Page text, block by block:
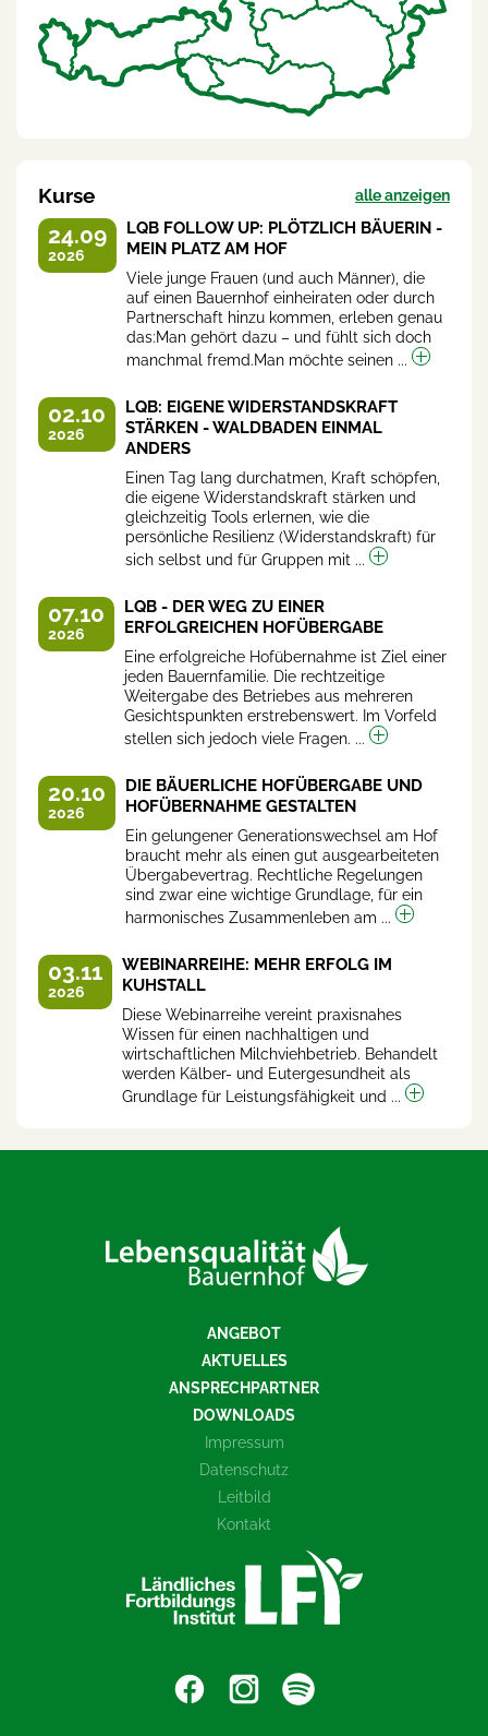
Kurse alle anzeigen
24.09
2026
LQB FOLLOW UP: PLÖTZLICH BÄUERIN -
MEIN PLATZ AM HOF
Viele junge Frauen (und auch Männer), die
auf einen Bauernhof einheiraten oder durch
Partnerschaft hinzu kommen, erleben genau
das:Man gehört dazu – und fühlt sich doch
manchmal fremd.Man möchte seinen ...
02.10
2026
LQB: EIGENE WIDERSTANDSKRAFT
STÄRKEN - WALDBADEN EINMAL
ANDERS
Einen Tag lang durchatmen, Kraft schöpfen,
die eigene Widerstandskraft stärken und
gleichzeitig Tools erlernen, wie die
persönliche Resilienz (Widerstandskraft) für
sich selbst und für Gruppen mit ...
07.10
2026
LQB - DER WEG ZU EINER
ERFOLGREICHEN HOFÜBERGABE
Eine erfolgreiche Hofübernahme ist Ziel einer
jeden Bauernfamilie. Die rechtzeitige
Weitergabe des Betriebes aus mehreren
Gesichtspunkten erstrebenswert. Im Vorfeld
stellen sich jedoch viele Fragen. ...
20.10
2026
DIE BÄUERLICHE HOFÜBERGABE UND
HOFÜBERNAHME GESTALTEN
Ein gelungener Generationswechsel am Hof
braucht mehr als einen gut ausgearbeiteten
Übergabevertrag. Rechtliche Regelungen
sind zwar eine wichtige Grundlage, für ein
harmonisches Zusammenleben am ...
03.11
2026
WEBINARREIHE: MEHR ERFOLG IM
KUHSTALL
Diese Webinarreihe vereint praxisnahes
Wissen für einen nachhaltigen und
wirtschaftlichen Milchviehbetrieb. Behandelt
werden Kälber- und Eutergesundheit als
Grundlage für Leistungsfähigkeit und ...
ANGEBOT
AKTUELLES
ANSPRECHPARTNER
DOWNLOADS
Impressum
Datenschutz
Leitbild
Kontakt